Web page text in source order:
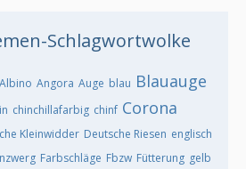
Schlagwortwolke
Albino Angora Auge blau Blauauge
chinchillafarbig chinf Corona
Kleinwidder Deutsche Riesen englisch
Farbschläge Fbzw Fütterung gelb